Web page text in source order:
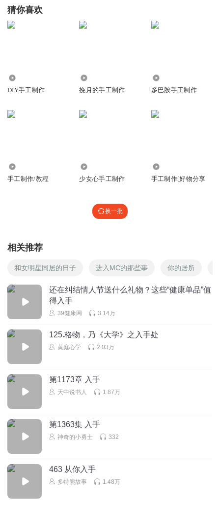
猜你喜欢
DIY手工制作 挽月的手工制作 多巴胺手工制作
手工制作/教程 少女心手工制作 手工制作[好物分享
换一批
相关推荐
和女明星同居的日子 进入MC的那些事 你的居所
还在纠结情人节送什么礼物？这些“健康单品”值
得入手
39健康网 3.14万
125.格物，乃《大学》之入手处
黄庭心学 2.03万
第1173章 入手
天中说书人 1.87万
第1363集 入手
神奇的小勇士 332
463 从你入手
多特熊故事 1.48万